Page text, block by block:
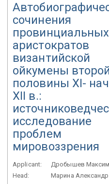
сочинения
провинциальных
аристократов
византийской
ойкумены
половины XI-
XII в.:
исследование
проблем
мировоззрения
Applicant:
Дробышев Максим
Head:
Марина